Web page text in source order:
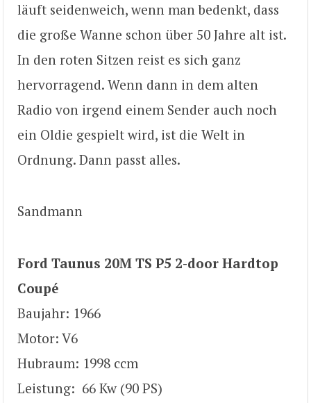
läuft seidenweich, wenn man bedenkt, dass
die große Wanne schon über 50 Jahre alt ist.
In den roten Sitzen reist es sich ganz
hervorragend. Wenn dann in dem alten
Radio von irgend einem Sender auch noch
ein Oldie gespielt wird, ist die Welt in
Ordnung. Dann passt alles.
Sandmann
Ford Taunus 20M TS P5 2-door Hardtop
Coupé
Baujahr: 1966
Motor: V6
Hubraum: 1998 ccm
Leistung: 66 Kw (90 PS)